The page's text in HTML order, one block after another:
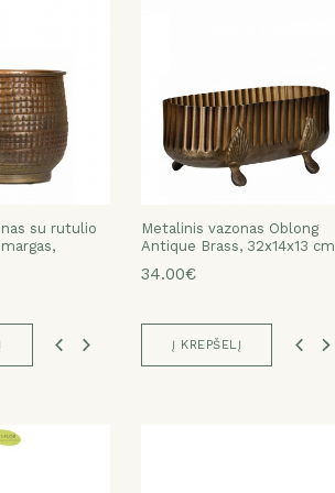
su rutulio
su rutulio
su rutulio
su rutulio
su rutulio
Metalinis vazonas Oblong
Antique Brass, 39x20x17 cm
58.00€
Metalinis vazonas Oblong
Antique Brass, 32x14x13 cm
34.00€
Metalinis vazonas Oblong
Antique Brass, 39x20x17 cm
58.00€
Metalinis vazonas Oblong
Antique Brass, 32x14x13 cm
34.00€
Į KREPŠELĮ